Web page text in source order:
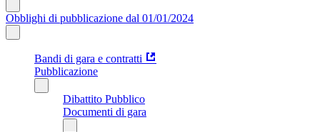
Obblighi di pubblicazione dal 01/01/2024
Bandi di gara e contratti
Pubblicazione
Dibattito Pubblico
Documenti di gara